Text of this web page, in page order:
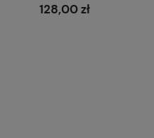
128,00 zł